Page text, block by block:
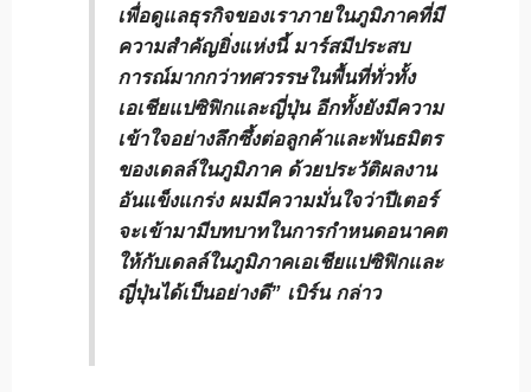
เพื่อดูแลธุรกิจของเราภายในภูมิภาคที่มี
ความสำคัญยิ่งแห่งนี้ มาร์สมีประสบ
การณ์มากกว่าทศวรรษในพื้นที่ทั่วทั้ง
เอเชียแปซิฟิกและญี่ปุ่น อีกทั้งยังมีความ
เข้าใจอย่างลึกซึ้งต่อลูกค้าและพันธมิตร
ของเดลล์ในภูมิภาค ด้วยประวัติผลงาน
อันแข็งแกร่ง ผมมีความมั่นใจว่าปีเตอร์
จะเข้ามามีบทบาทในการกำหนดอนาคต
ให้กับเดลล์ในภูมิภาคเอเชียแปซิฟิกและ
ญี่ปุ่นได้เป็นอย่างดี” เบิร์น กล่าว